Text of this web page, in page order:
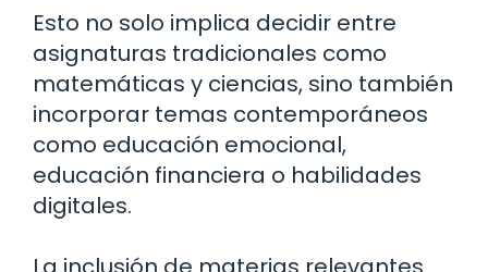
Esto no solo implica decidir entre
asignaturas tradicionales como
matemáticas y ciencias, sino también
incorporar temas contemporáneos
como educación emocional,
educación financiera o habilidades
digitales.